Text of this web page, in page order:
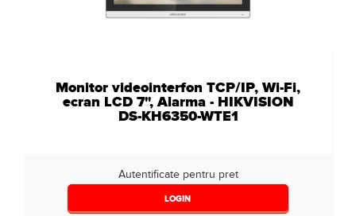
Monitor videointerfon TCP/IP, Wi-Fi,
ecran LCD 7", Alarma - HIKVISION
DS-KH6350-WTE1
Autentificate pentru pret
LOGIN